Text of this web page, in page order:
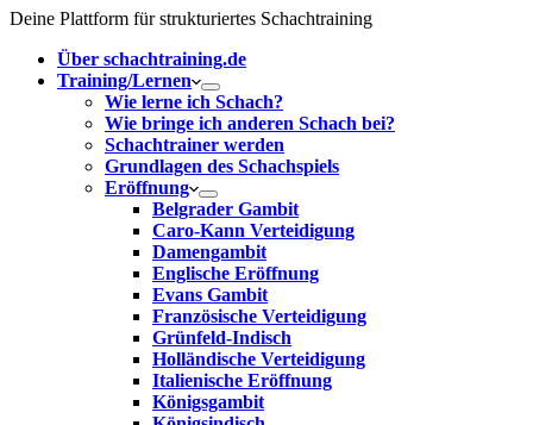
Deine Plattform für strukturiertes Schachtraining
Über schachtraining.de
Training/Lernen
Wie lerne ich Schach?
Wie bringe ich anderen Schach bei?
Schachtrainer werden
Grundlagen des Schachspiels
Eröffnung
Belgrader Gambit
Caro-Kann Verteidigung
Damengambit
Englische Eröffnung
Evans Gambit
Französische Verteidigung
Grünfeld-Indisch
Holländische Verteidigung
Italienische Eröffnung
Königsgambit